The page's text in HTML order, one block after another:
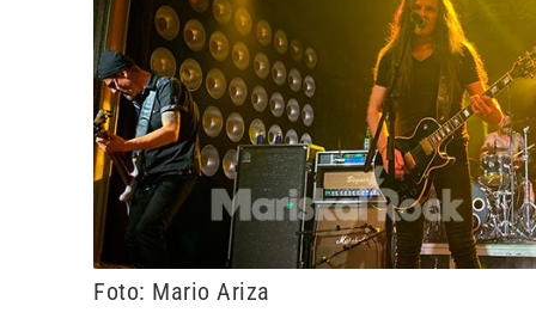
Foto: Mario Ariza